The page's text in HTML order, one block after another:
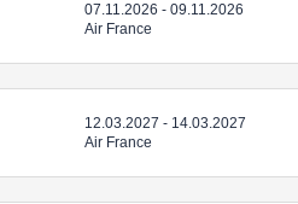
07.11.2026 - 09.11.2026
Air France
12.03.2027 - 14.03.2027
Air France